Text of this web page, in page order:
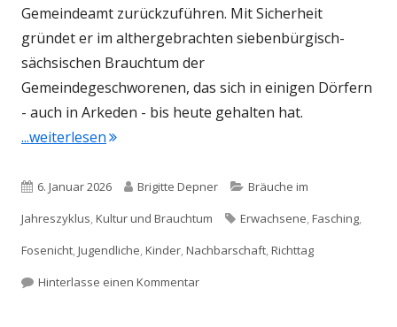
Gemeindeamt zurückzuführen. Mit Sicherheit
gründet er im althergebrachten siebenbürgisch-
sächsischen Brauchtum der
Gemeindegeschworenen, das sich in einigen Dörfern
- auch in Arkeden - bis heute gehalten hat.
...weiterlesen"Vom Geschworenen-Montag bis zum
Veröffentlicht
am
6. Januar 2026 Autor
Brigitte Depner Kategorien
Bräuche im
Jahreszyklus,Kultur und Brauchtum Schlagwörter
Erwachsene,Fasching,
Fosenicht,Jugendliche,Kinder,Nachbarschaft,Richttag
Hinterlasse einen Kommentarzu Vom Geschworenen-Montag bis